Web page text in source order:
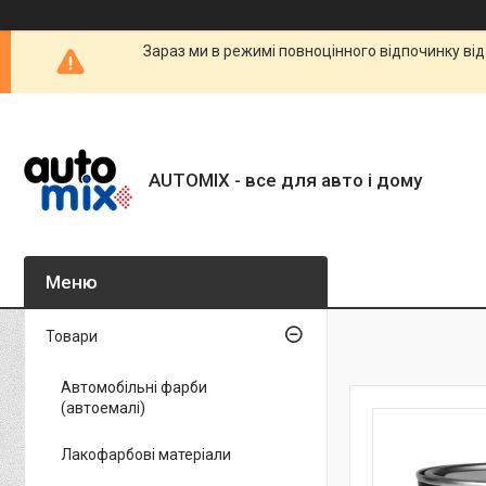
Зараз ми в режимі повноцінного відпочинку
AUTOMIX - все для авто і дому
Товари
Автомобільні фарби
(автоемалі)
Лакофарбові матеріали